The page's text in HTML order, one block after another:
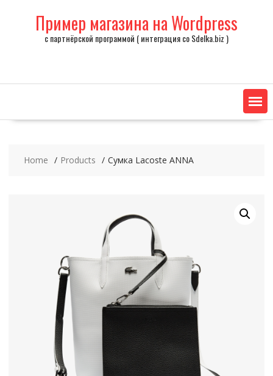
Пример магазина на Wordpress
с партнёрской программой ( интеграция со Sdelka.biz )
Home Products Сумка Lacoste ANNA